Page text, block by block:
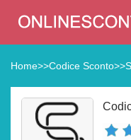
Home>>Codice Sconto>>S